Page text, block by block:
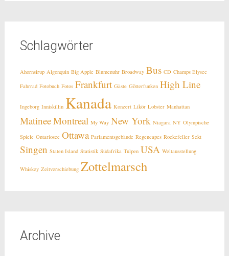
Schlagwörter
Ahornsirup Algonquin Big Apple Blumenuhr Broadway Bus CD Champs Elysee
Fahrrad Fotobuch Fotos Frankfurt Gäste Götterfunken High Line
Ingeborg Inniskillin Kanada Konzert Likör Lobster Manhattan
MatineeMontreal My Way New York Niagara NY Olympische
Spiele Ontariosee Ottawa Parlamentsgebäude Regencapes Rockefeller Sekt
Singen Staten Island Statistik Südafrika Tulpen USA Weltausstellung
Whiskey Zeitverschiebung Zottelmarsch
Archive